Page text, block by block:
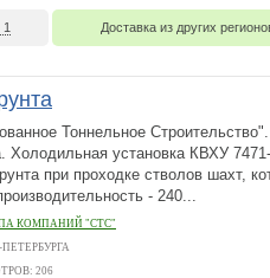
Доставка из других
Тоннельное
Холодильная установка КВХУ
при проходке стволов шахт,
- 240...
КОМПАНИЙ "СТС"
206